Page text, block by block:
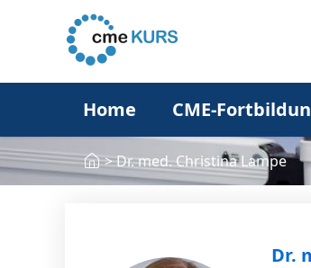
Home CME-
>Dr. med. Christina Lampe
Dr.